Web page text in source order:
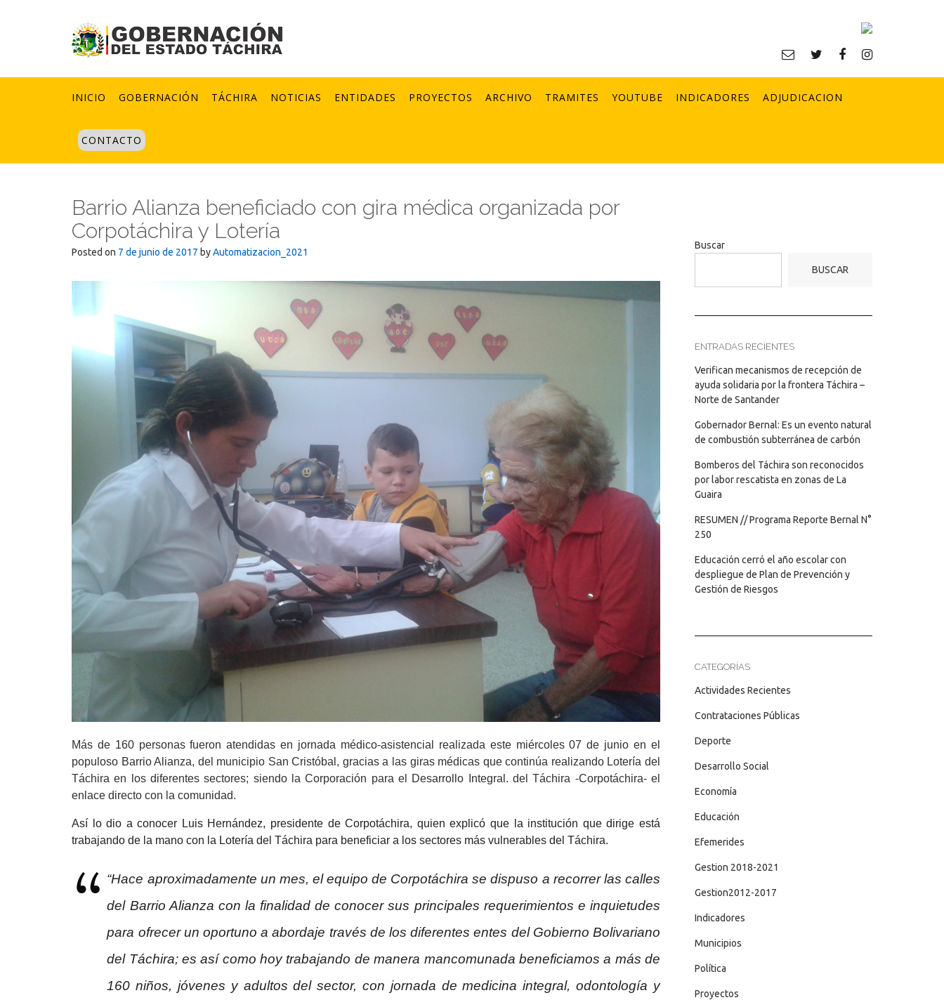
INICIO GOBERNACIÓN TÁCHIRA NOTICIAS ENTIDADES PROYECTOS ARCHIVO TRAMITES YOUTUBE INDICADORES ADJUDICACION
CONTACTO
Barrio Alianza beneficiado con gira médica organizada por
Corpotáchira y Lotería
Posted on 7 de junio de 2017 byAutomatizacion_2021
Más de 160 personas fueron atendidas en jornada médico-asistencial realizada este miércoles 07 de junio en el
populoso Barrio Alianza, del municipio San Cristóbal, gracias a las giras médicas que continúa realizando Lotería del
Táchira en los diferentes sectores; siendo la Corporación para el Desarrollo Integral. del Táchira -Corpotáchira- el
enlace directo con la comunidad.
Así lo dio a conocer Luis Hernández, presidente de Corpotáchira, quien explicó que la institución que dirige está
trabajando de la mano con la Lotería del Táchira para beneficiar a los sectores más vulnerables del Táchira.
“Hace aproximadamente un mes, el equipo de Corpotáchira se dispuso a recorrer las calles
del Barrio Alianza con la finalidad de conocer sus principales requerimientos e inquietudes
para ofrecer un oportuno a abordaje través de los diferentes entes del Gobierno Bolivariano
del Táchira; es así como hoy trabajando de manera mancomunada beneficiamos a más de
160 niños, jóvenes y adultos del sector, con jornada de medicina integral, odontología y
Buscar
BUSCAR
ENTRADAS RECIENTES
Verifican mecanismos de recepción de
ayuda solidaria por la frontera Táchira –
Norte de Santander
Gobernador Bernal: Es un evento natural
de combustión subterránea de carbón
Bomberos del Táchira son reconocidos
por labor rescatista en zonas de La
Guaira
RESUMEN // Programa Reporte Bernal N°
250
Educación cerró el año escolar con
despliegue de Plan de Prevención y
Gestión de Riesgos
CATEGORÍAS
Actividades Recientes
Contrataciones Públicas
Deporte
Desarrollo Social
Economía
Educación
Efemerides
Gestion 2018-2021
Gestion2012-2017
Indicadores
Municipios
Política
Proyectos